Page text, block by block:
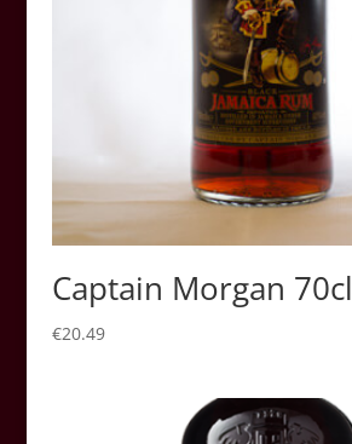
Captain Morgan 70cl
€20.49